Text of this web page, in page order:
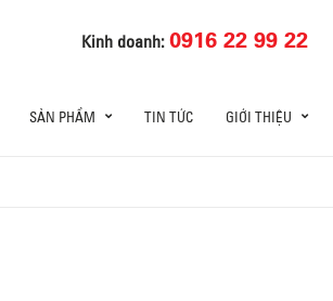
Kinh doanh:0916 22 99 22
SẢN PHẨM TIN TỨC GIỚI THIỆU